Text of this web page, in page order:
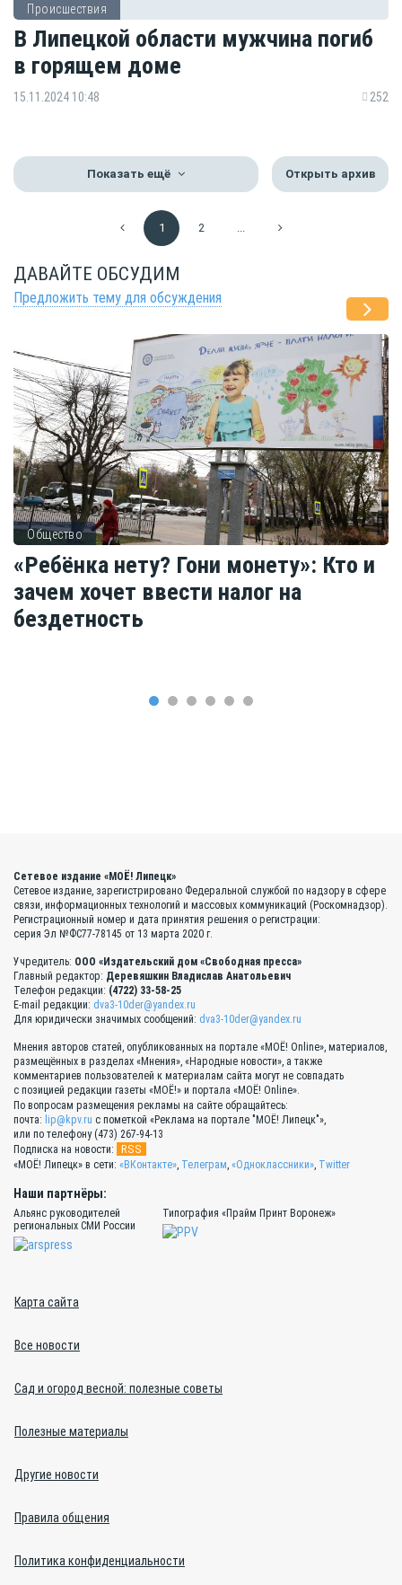
Происшествия
В Липецкой области мужчина погиб
в горящем доме
15.11.2024 10:48 252
Показать ещё Открыть архив
1 2
ДАВАЙТЕ ОБСУДИМ
Предложить тему для обсуждения
Общество
«Ребёнка нету? Гони монету»: Кто и
зачем хочет ввести налог на
бездетность
Сетевое издание «МОЁ! Липецк»
Сетевое издание, зарегистрировано Федеральной службой по надзору в сфере
связи, информационных технологий и массовых коммуникаций (Роскомнадзор).
Регистрационный номер и дата принятия решения о регистрации:
серия Эл №ФС77-78145 от 13 марта 2020 г.
Учредитель: ООО «Издательский дом «Свободная пресса»
Главный редактор: Деревяшкин Владислав Анатольевич
Телефон редакции: (4722) 33-58-25
E-mail редакции: dva3-10der@yandex.ru
Для юридически значимых сообщений: dva3-10der@yandex.ru
Мнения авторов статей, опубликованных на портале «МОЁ! Online», материалов,
размещённых в разделах «Мнения», «Народные новости», а также
комментариев пользователей к материалам сайта могут не совпадать
с позицией редакции газеты «МОЁ!» и портала «МОЁ! Online».
По вопросам размещения рекламы на сайте обращайтесь:
почта: lip@kpv.ru с пометкой «Реклама на портале "МОЁ! Липецк"»,
или по телефону (473) 267-94-13
Подписка на новости:
RSS
«МОЁ! Липецк» в сети: «ВКонтакте», Телеграм, «Одноклассники», Twitter
Наши партнёры:
Альянс руководителей
региональных СМИ России
Типография «Прайм Принт Воронеж»
Карта сайта
Все новости
Сад и огород весной: полезные советы
Полезные материалы
Другие новости
Правила общения
Политика конфиденциальности